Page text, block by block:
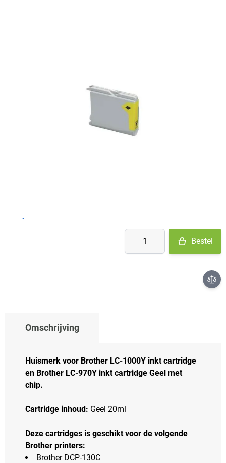
Aantal
Bestel
Omschrijving
Huismerk voor Brother LC-1000Y inkt cartridge
en Brother LC-970Y inkt cartridge Geel met
chip.
Cartridge inhoud: Geel 20ml
Deze cartridges is geschikt voor de volgende
Brother printers:
Brother DCP-130C